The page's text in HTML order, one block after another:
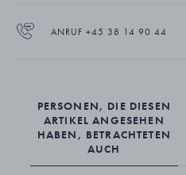
ANRUF +45 38 14 90 44
PERSONEN, DIE DIESEN
ARTIKEL ANGESEHEN
HABEN, BETRACHTETEN
AUCH